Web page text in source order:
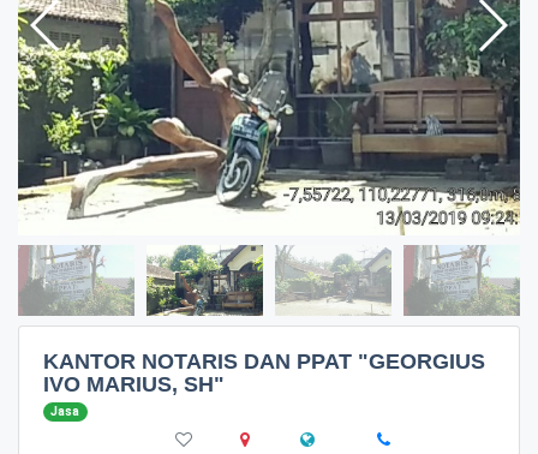
KANTOR NOTARIS DAN PPAT "GEORGIUS
IVO MARIUS, SH"
Jasa